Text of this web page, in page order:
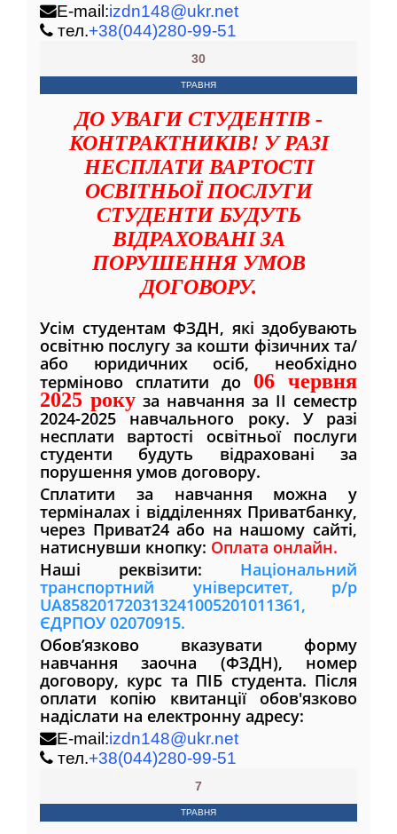
E-mail:izdn148@ukr.net
тел.+38(044)280-99-51
30
ТРАВНЯ
ДО УВАГИ СТУДЕНТІВ -
КОНТРАКТНИКІВ! У РАЗІ
НЕСПЛАТИ ВАРТОСТІ
ОСВІТНЬОЇ ПОСЛУГИ
СТУДЕНТИ БУДУТЬ
ВІДРАХОВАНІ ЗА
ПОРУШЕННЯ УМОВ
ДОГОВОРУ.
Усім студентам ФЗДН, які здобувають
освітню послугу за кошти фізичних та/
або юридичних осіб, необхідно
терміново сплатити до 06 червня
2025 року за навчання за IІ семестр
2024-2025 навчального року. У разі
несплати вартості освітньої послуги
студенти будуть відраховані за
порушення умов договору.
Сплатити за навчання можна у
терміналах і відділеннях Приватбанку,
через Приват24 або на нашому сайті,
натиснувши кнопку: Оплата онлайн.
Наші реквізити: Національний
транспортний університет, р/р
UA858201720313241005201011361,
ЄДРПОУ 02070915.
Обов’язково вказувати форму
навчання заочна (ФЗДН), номер
договору, курс та ПІБ студента. Після
оплати копію квитанції обов'язково
надіслати на електронну адресу:
E-mail:izdn148@ukr.net
тел.+38(044)280-99-51
7
ТРАВНЯ